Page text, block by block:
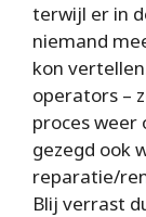
terwijl er in
niemand
kon
operators –
proces weer
gezegd ook
reparatie/
Blij verrast